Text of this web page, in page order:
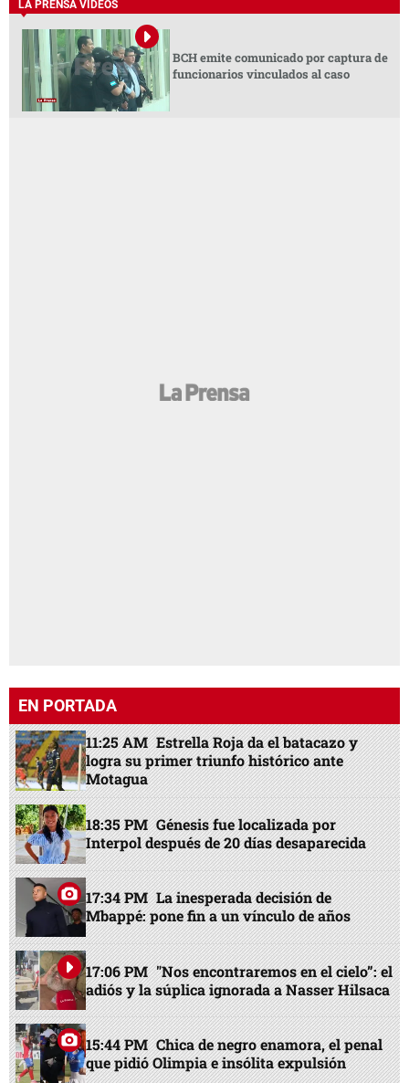
LA PRENSA VIDEOS
BCH emite comunicado por captura de
funcionarios vinculados al caso
EN PORTADA
11:25 AM Estrella Roja da el batacazo y
logra su primer triunfo histórico ante
Motagua
18:35 PM Génesis fue localizada por
Interpol después de 20 días desaparecida
17:34 PM La inesperada decisión de
Mbappé: pone fin a un vínculo de años
17:06 PM "Nos encontraremos en el cielo”: el
adiós y la súplica ignorada a Nasser Hilsaca
15:44 PM Chica de negro enamora, el penal
que pidió Olimpia e insólita expulsión